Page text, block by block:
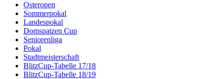
Osteropen
Sommerpokal
Landespokal
Domspatzen Cup
Seniorenliga
Pokal
Stadtmeisterschaft
BlitzCup-Tabelle 17/18
BlitzCup-Tabelle 18/19